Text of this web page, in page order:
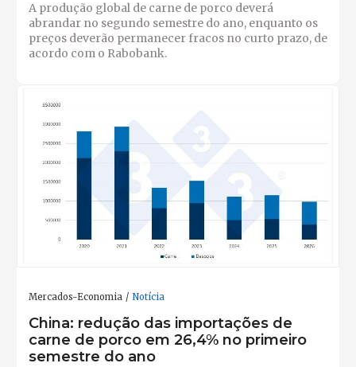
A produção global de carne de porco deverá
abrandar no segundo semestre do ano, enquanto os
preços deverão permanecer fracos no curto prazo, de
acordo com o Rabobank.
Mercados-Economia Notícia
China: redução das importações de
carne de porco em 26,4% no primeiro
semestre do ano